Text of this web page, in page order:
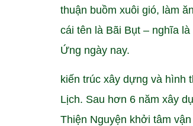
thuận buồm xuôi gió, làm
cái tên là Bãi Bụt – nghĩa
Ứng ngày nay.
kiến trúc xây dựng và hình
Lịch. Sau hơn 6 năm xây
Thiện Nguyện khởi tâm